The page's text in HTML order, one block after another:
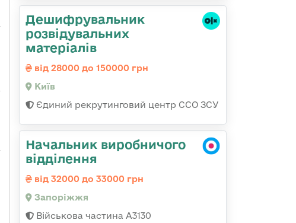
Дешифрувальник
розвідувальних
матеріалів
від 28000 до 150000 грн
Київ
Єдиний рекрутинговий центр ССО ЗСУ
Начальник виробничого
відділення
від 32000 до 33000 грн
Запоріжжя
Військова частина А3130